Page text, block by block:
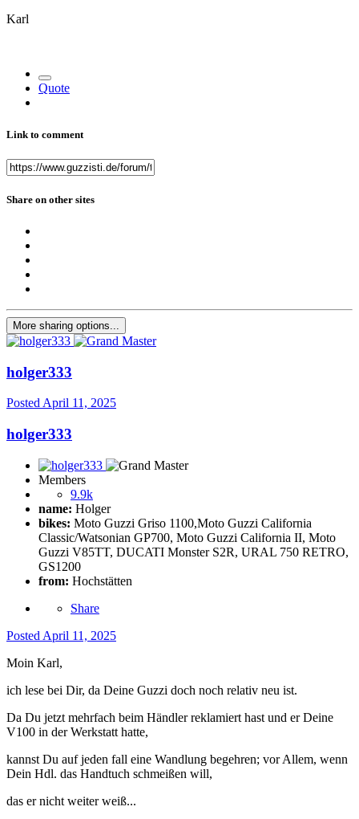
Karl
Quote
Link to comment
Share on other sites
More sharing options...
holger333
PostedApril 11, 2025
holger333
Members
9.9k
name: Holger
bikes: Moto Guzzi Griso 1100,Moto Guzzi California
Classic/Watsonian GP700, Moto Guzzi California II, Moto
Guzzi V85TT, DUCATI Monster S2R, URAL 750 RETRO,
GS1200
from: Hochstätten
Share
Posted April 11, 2025
Moin Karl,
ich lese bei Dir, da Deine Guzzi doch noch relativ neu ist.
Da Du jetzt mehrfach beim Händler reklamiert hast und er Deine
V100 in der Werkstatt hatte,
kannst Du auf jeden fall eine Wandlung begehren; vor Allem, wenn
Dein Hdl. das Handtuch schmeißen will,
das er nicht weiter weiß...